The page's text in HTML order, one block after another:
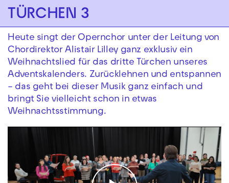
Zur Hauptnavigation springen
Zum Hauptinhalt springen Zum Footer springen
TÜRCHEN 3
Heute singt der Opernchor unter der Leitung von
Chordirektor Alistair Lilley ganz exklusiv ein
Weihnachtslied für das dritte Türchen unseres
Adventskalenders. Zurücklehnen und entspannen
– das geht bei dieser Musik ganz einfach und
bringt Sie vielleicht schon in etwas
Weihnachtsstimmung.